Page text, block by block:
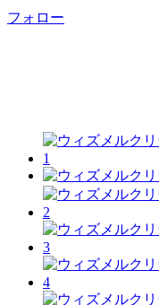
フォロー